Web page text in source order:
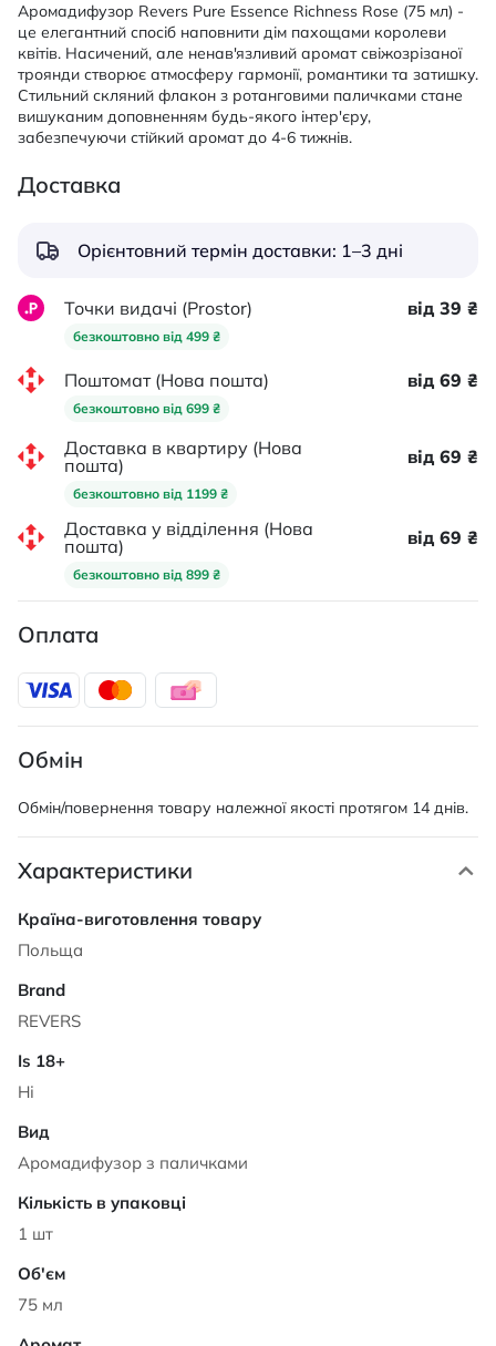
Аромадифузор Revers Pure Essence Richness Rose (75 мл) -
це елегантний спосіб наповнити дім пахощами королеви
квітів. Насичений, але ненав'язливий аромат свіжозрізаної
троянди створює атмосферу гармонії, романтики та затишку.
Стильний скляний флакон з ротанговими паличками стане
вишуканим доповненням будь-якого інтер'єру,
забезпечуючи стійкий аромат до 4-6 тижнів.
Доставка
Орієнтовний термін доставки: 1–3 дні
Точки видачі (Prostor)
безкоштовно від 499 ₴
від 39 ₴
Поштомат (Нова пошта)
безкоштовно від 699 ₴
від 69 ₴
Доставка в квартиру (Нова
пошта)
безкоштовно від 1199 ₴
від 69 ₴
Доставка у відділення (Нова
пошта)
безкоштовно від 899 ₴
від 69 ₴
Оплата
Обмін
Обмін/повернення товару належної якості протягом 14 днів.
Характеристики
Характеристики
Польща
REVERS
Ні
Аромадифузор з паличками
1 шт
75 мл